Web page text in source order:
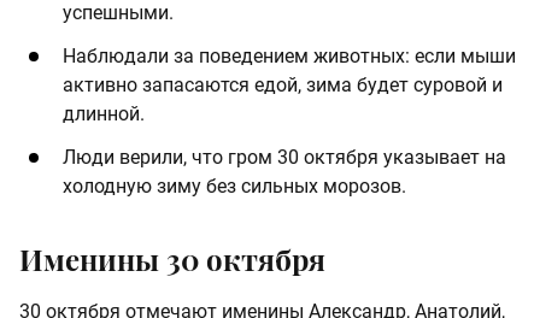
успешными.
Наблюдали за поведением животных: если мыши
активно запасаются едой, зима будет суровой и
длинной.
Люди верили, что гром 30 октября указывает на
холодную зиму без сильных морозов.
Именины 30 октября
30 октября отмечают именины Александр, Анатолий,